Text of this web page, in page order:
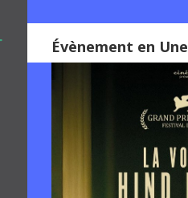
Évènement en Une